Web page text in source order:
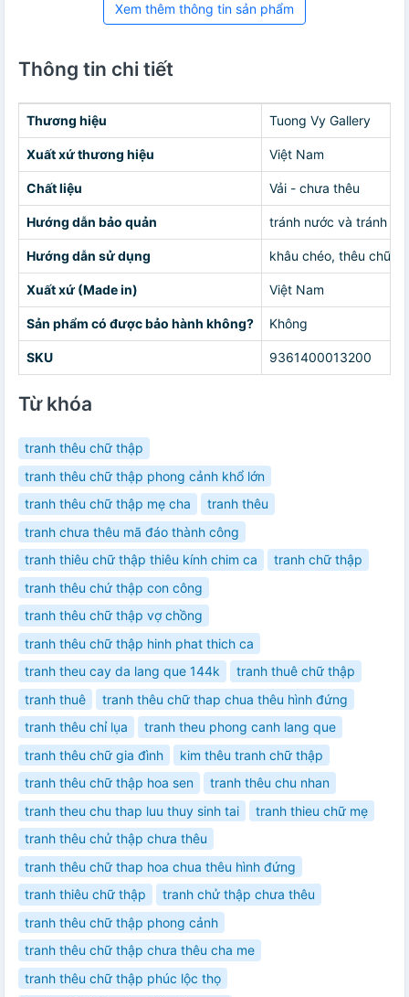
Xem thêm thông tin sản phẩm
Thông tin chi tiết
Thương hiệu Tuong Vy Gallery
Xuất xứ thương hiệu Việt Nam
Chất liệu Vải - chưa thêu
Hướng dẫn bảo quản tránh nước và tránh
Hướng dẫn sử dụng khâu chéo, thêu chữ
Xuất xứ (Made in) Việt Nam
Sản phẩm có được bảo hành không? Không
SKU 9361400013200
Từ khóa
tranh thêu chữ thập
tranh thêu chữ thập phong cảnh khổ lớn
tranh thêu chữ thập mẹ cha
tranh thêu
tranh chưa thêu mã đáo thành công
tranh thiêu chữ thập thiêu kính chim ca
tranh chữ thập
tranh thêu chứ thập con công
tranh thêu chữ thập vợ chồng
tranh thêu chữ thập hinh phat thich ca
tranh theu cay da lang que 144k
tranh thuê chữ thập
tranh thuê
tranh thêu chữ thap chua thêu hình đứng
tranh thêu chỉ lụa
tranh theu phong canh lang que
tranh thêu chữ gia đình
kim thêu tranh chữ thập
tranh thêu chữ thập hoa sen
tranh thêu chu nhan
tranh theu chu thap luu thuy sinh tai
tranh thieu chữ mẹ
tranh thêu chử thập chưa thêu
tranh thêu chữ thap hoa chua thêu hình đứng
tranh thiêu chữ thập
tranh chử thập chưa thêu
tranh thêu chữ thập phong cảnh
tranh thêu chữ thập chưa thêu cha me
tranh thêu chữ thập phúc lộc thọ